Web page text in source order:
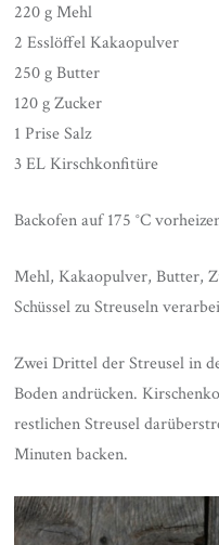
220 g Mehl
2 Esslöffel Kakaopulver
250 g Butter
120 g Zucker
1 Prise Salz
3 EL Kirschkonfitüre
Backofen auf 175 °C
Mehl, Kakaopulver, Butter,
Schüssel zu Streuseln
Zwei Drittel der Streusel in
Boden andrücken.
restlichen Streusel
Minuten backen.